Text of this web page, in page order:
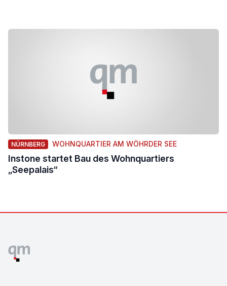
NÜRNBERG WOHNQUARTIER AM WÖHRDER SEE
Instone startet Bau des Wohnquartiers
„Seepalais“